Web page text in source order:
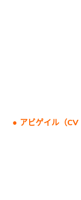
● アビゲイル（CV